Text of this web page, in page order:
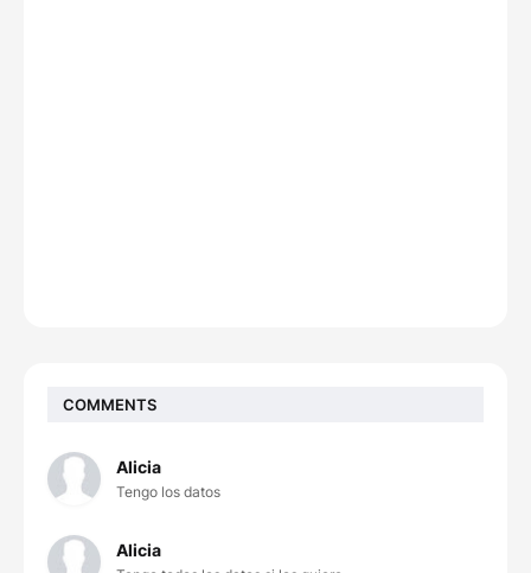
COMMENTS
Alicia
Tengo los datos
Alicia